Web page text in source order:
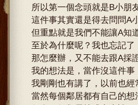
所以第一個念頭就是B小朋
這件事其實還是得去問問A
但重點就是我們不能讓A知
至於為什麼呢？我也忘記了
那怎麼辦，又不能去跟A採
我的想法是，當作沒這件事
我剛剛也有講了，以前也
當然每個鄰居都有自己的想